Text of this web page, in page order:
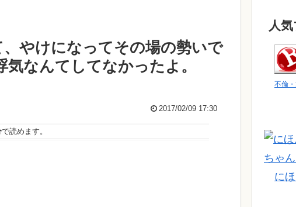
、やけになってその場の勢いで
なんてしてなかったよ。
2017/02/09 17:30
で読めます。
人
不倫
に